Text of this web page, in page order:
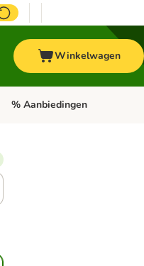
Winkelwagen
Open categorie menu:
% Aanbiedingen